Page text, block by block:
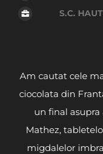
S.C.
Am cautat cele
ciocolata din
un final
Mathez,
migdalelor